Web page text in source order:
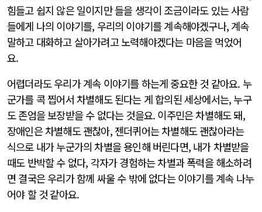
힘들고 쉽지 않은 일이지만 들을 생각이 조금이라도 있는 사람
들에게 나의 이야기를, 우리의 이야기를 계속해야겠구나, 계속
말하고 대화하고 살아가려고 노력해야겠다는 마음을 먹었어
요.
어렵더라도 우리가 계속 이야기를 하는게 중요한 것 같아요. 누
군가를 콕 찝어서 차별해도 된다는 게 합의된 세상에서는, 누구
도 존엄을 보장받을 수 없다는 것을요. 이주민은 차별해도 돼,
장애인은 차별해도 괜찮아, 젠더퀴어는 차별해도 괜찮아라는
식으로 내가 누군가의 차별을 용인해 버린다면, 내가 차별받을
때도 반박할 수 없다, 각자가 경험하는 차별과 폭력을 해소하려
면 결국은 우리가 함께 싸울 수 밖에 없다는 이야기를 계속 나누
어야 할 것 같아요.